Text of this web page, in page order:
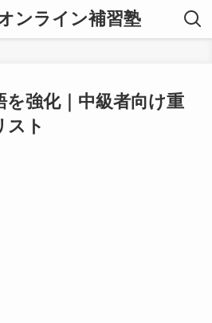
ンライン補習塾
を強化｜中級者向け重
スト